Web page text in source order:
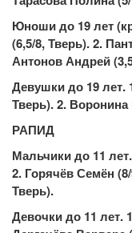
Юноши до 19 лет
(6,5/8, Тверь). 2.
Антонов Андрей
Девушки до 19 лет.
Тверь). 2.
РАПИД
Мальчики до 11
2. Горячёв Семён
Тверь).
Девочки до 11 лет.